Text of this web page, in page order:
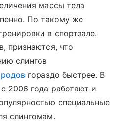
массы тела
По такому же
в спортзале.
признаются, что
слингов
родов гораздо быстрее. В
2006 года работают и
специальные
слингомам.